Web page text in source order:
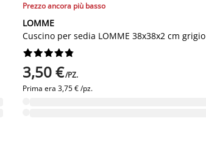
Prezzo ancora più basso
LOMME
Cuscino per sedia LOMME 38x38x2 cm grigio






3,50 €/PZ.
Prima era 3,75 € /pz.